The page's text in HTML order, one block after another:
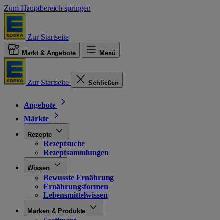
Zum Hauptbereich springen
Zur Startseite
Markt & Angebote Menü
Zur Startseite Schließen
Angebote
Märkte
Rezepte
Rezeptsuche
Rezeptsammlungen
Wissen
Bewusste Ernährung
Ernährungsformen
Lebensmittelwissen
Marken & Produkte